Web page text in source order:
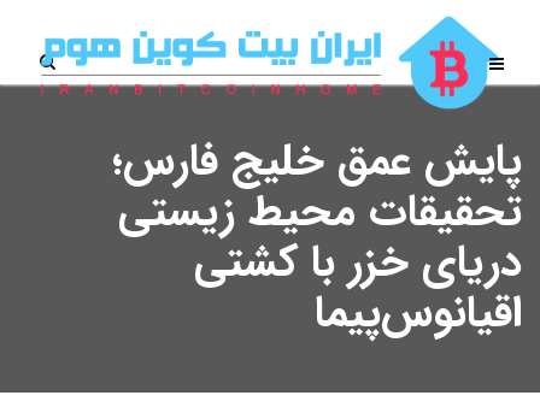
پایش عمق خلیج فارس؛
تحقیقات محیط زیستی
دریای خزر با کشتی
اقیانوس‌پیما